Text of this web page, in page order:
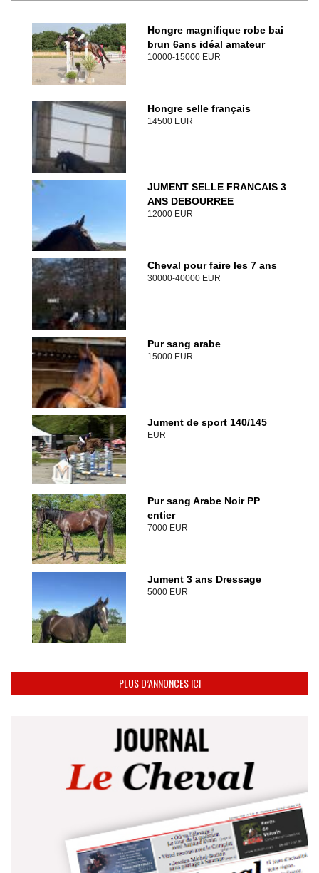
Hongre magnifique robe bai
brun 6ans idéal amateur
10000-15000 EUR
Hongre selle français
14500 EUR
JUMENT SELLE FRANCAIS 3
ANS DEBOURREE
12000 EUR
Cheval pour faire les 7 ans
30000-40000 EUR
Pur sang arabe
15000 EUR
Jument de sport 140/145
EUR
Pur sang Arabe Noir PP
entier
7000 EUR
Jument 3 ans Dressage
5000 EUR
PLUS D’ANNONCES ICI